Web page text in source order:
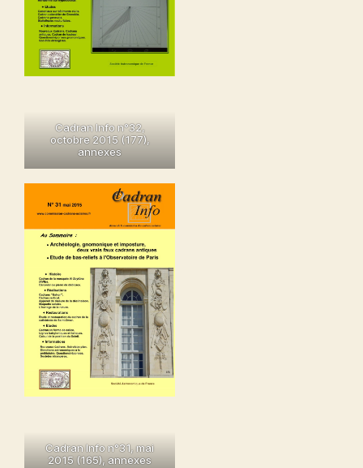
Cadran Info n°32,
octobre 2015 (177),
annexes
Cadran Info n°31, mai
2015 (165),annexes